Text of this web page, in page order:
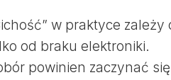
w praktyce
od braku elektroniki.
powinien zaczynać